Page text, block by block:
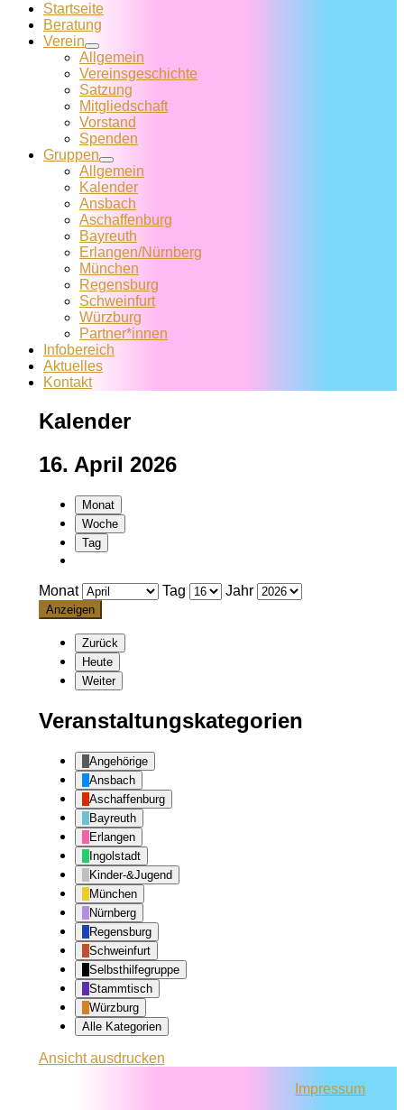
Startseite
Beratung
Verein
Allgemein
Vereins­geschichte
Satzung
Mitglied­schaft
Vorstand
Spenden
Gruppen
Allgemein
Kalender
Ansbach
Aschaffenburg
Bayreuth
Erlangen/Nürnberg
München
Regensburg
Schweinfurt
Würzburg
Partner*innen
Infobereich
Aktuelles
Kontakt
Kalender
16. April 2026
Monat
Woche
Tag
Monat Tag Jahr
Zurück
Heute
Weiter
Veranstaltungskategorien
Angehörige
Ansbach
Aschaffenburg
Bayreuth
Erlangen
Ingolstadt
Kinder-&Jugend
München
Nürnberg
Regensburg
Schweinfurt
Selbsthilfegruppe
Stammtisch
Würzburg
Alle Kategorien
Ansichtausdrucken
Impressum